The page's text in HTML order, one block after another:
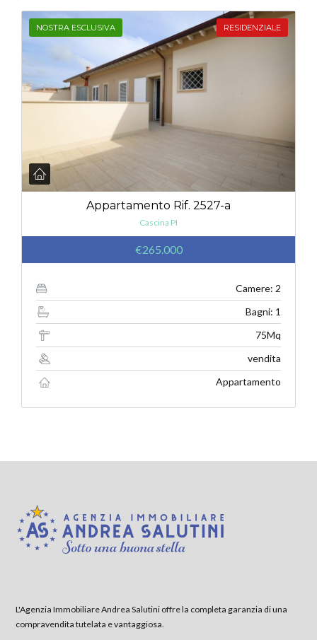
NOSTRA ESCLUSIVA RESIDENZIALE
Appartamento Rif. 2527-a
Cascina PI
€265.000
Camere: 2
Bagni: 1
75Mq
vendita
Appartamento
L'Agenzia Immobiliare Andrea Salutini offre la completa garanzia di una
compravendita tutelata e vantaggiosa.